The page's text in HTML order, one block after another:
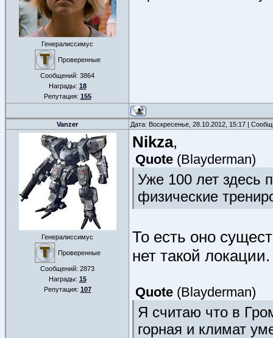
Генералиссимус
Проверенные
Сообщений: 3864
Награды: 18
Репутация: 155
Vanzer Дата: Воскресенье, 28.10.2012, 15:17 |
Генералиссимус
Проверенные
Сообщений: 2873
Награды: 15
Репутация: 107
Nikza,
Quote (Blayderman)
Уже 100 лет здесь
физические
То есть оно
нет такой локации.
Quote (Blayderman)
Я считаю что в
горная и климат